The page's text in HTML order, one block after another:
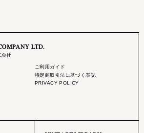
LTD.
会社
ご利用ガイド
特定商取引法に基づく表記
PRIVACY POLICY